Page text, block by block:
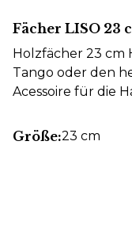
Fächer LISO 23
Holzfächer 23 cm
Tango oder den
Acessoire für die
Größe:23 cm